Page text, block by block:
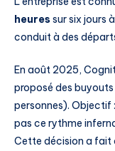
heures sur six jours
conduit à des
En août 2025,
proposé des buyouts
personnes). Objectif
pas ce rythme
Cette décision a fait